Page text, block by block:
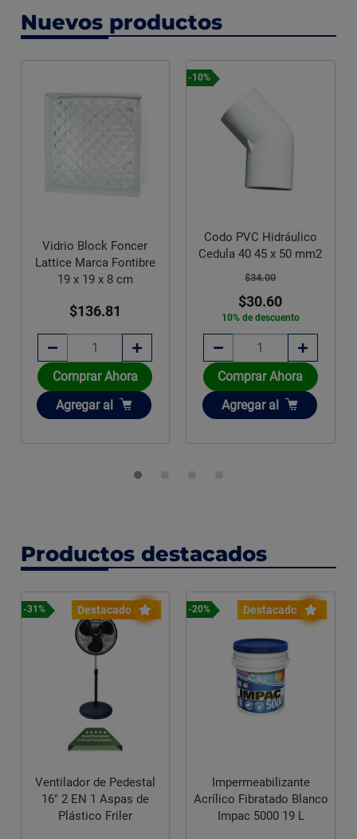
Nuevos productos
Vidrio Block Foncer
Lattice Marca Fontibre
19 x 19 x 8 cm
$136.81
Comprar Ahora
Añadir
Agregar al
-10%
Codo PVC Hidráulico
Cedula 40 45 x 50 mm2
$34.00
$30.60
10% de descuento
Comprar Ahora
Añadir
Agregar al
Productos destacados
Destacado
-31%
Ventilador de Pedestal
16" 2 EN 1 Aspas de
Plástico Friler
Destacado
-20%
Impermeabilizante
Acrílico Fibratado Blanco
Impac 5000 19 L